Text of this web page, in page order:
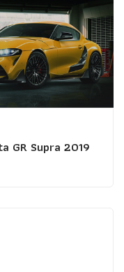
GR Supra 2019